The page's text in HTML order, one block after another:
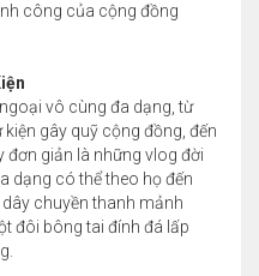
công của cộng đồng
vô cùng đa dạng, từ
gây quỹ cộng đồng, đến
đơn giản là những vlog đời
dạng có thể theo họ đến
chuyền thanh mảnh
đôi bông tai đính đá lấp